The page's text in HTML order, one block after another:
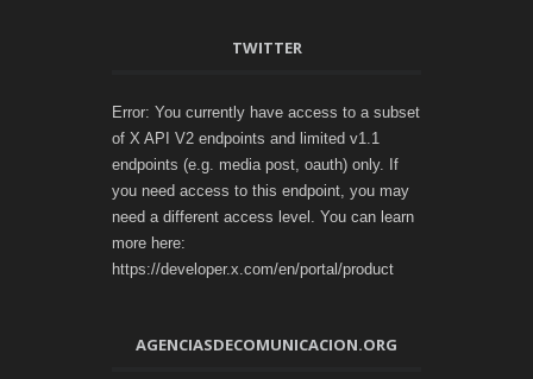
TWITTER
Error: You currently have access to a subset
of X API V2 endpoints and limited v1.1
endpoints (e.g. media post, oauth) only. If
you need access to this endpoint, you may
need a different access level. You can learn
more here:
https://developer.x.com/en/portal/product
AGENCIASDECOMUNICACION.ORG